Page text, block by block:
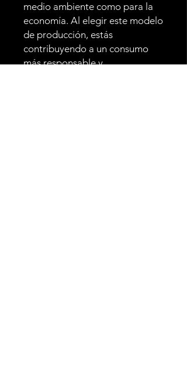
medio ambiente como para la
economía. Al elegir este modelo
de producción, estás
contribuyendo a un consumo
más responsable y